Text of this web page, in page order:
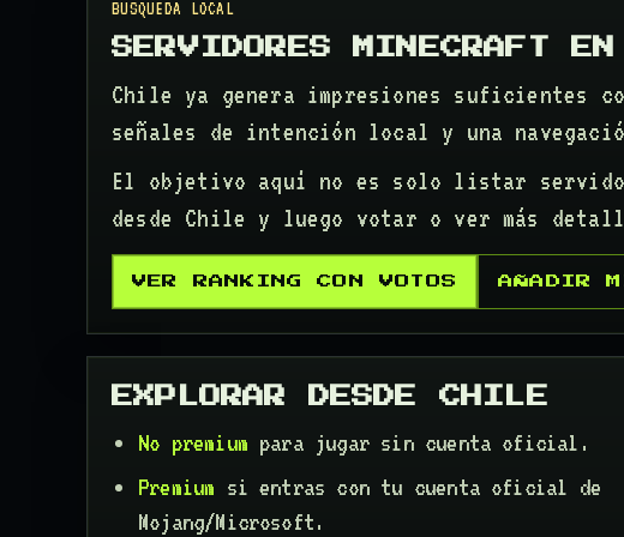
BUSQUEDA LOCAL
SERVIDORES MINECRAFT
Chile ya genera impresiones suficientes
señales de intención local y una
El objetivo aquí no es solo listar
desde Chile y luego votar o ver más
VER RANKING CON VOTOS AÑADIR
EXPLORAR DESDE CHILE
No premium para jugar sin cuenta oficial.
Premium si entras con tu cuenta oficial de
Mojang/Microsoft.